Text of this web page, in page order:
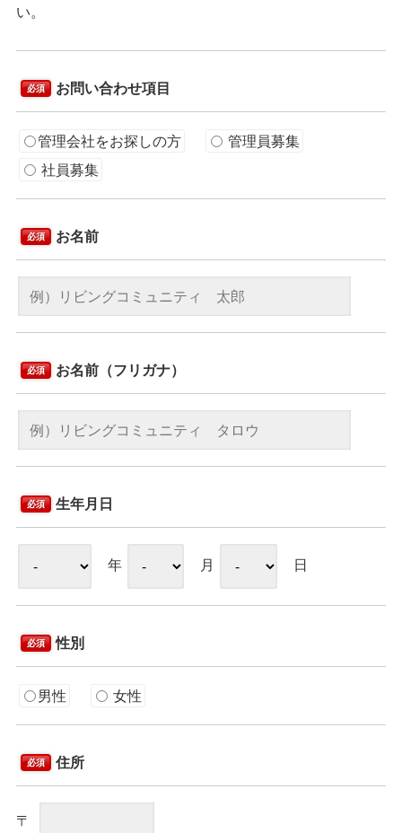
い。
必須 お問い合わせ項目
管理会社をお探しの方
管理員募集
社員募集
必須 お名前
必須 お名前（フリガナ）
必須 生年月日
年 月 日
必須 性別
男性 女性
必須 住所
〒